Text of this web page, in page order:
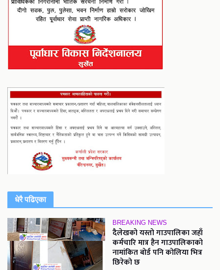
धेरै पढिएका
BREAKING NEWS
दैलेखको यस्तो गाउपालिका जहाँ
कर्मचारि मात्र हैन गाउपालिकाको
नामांकित बोर्ड पनि कोलिया भित्र
छिरेको छ